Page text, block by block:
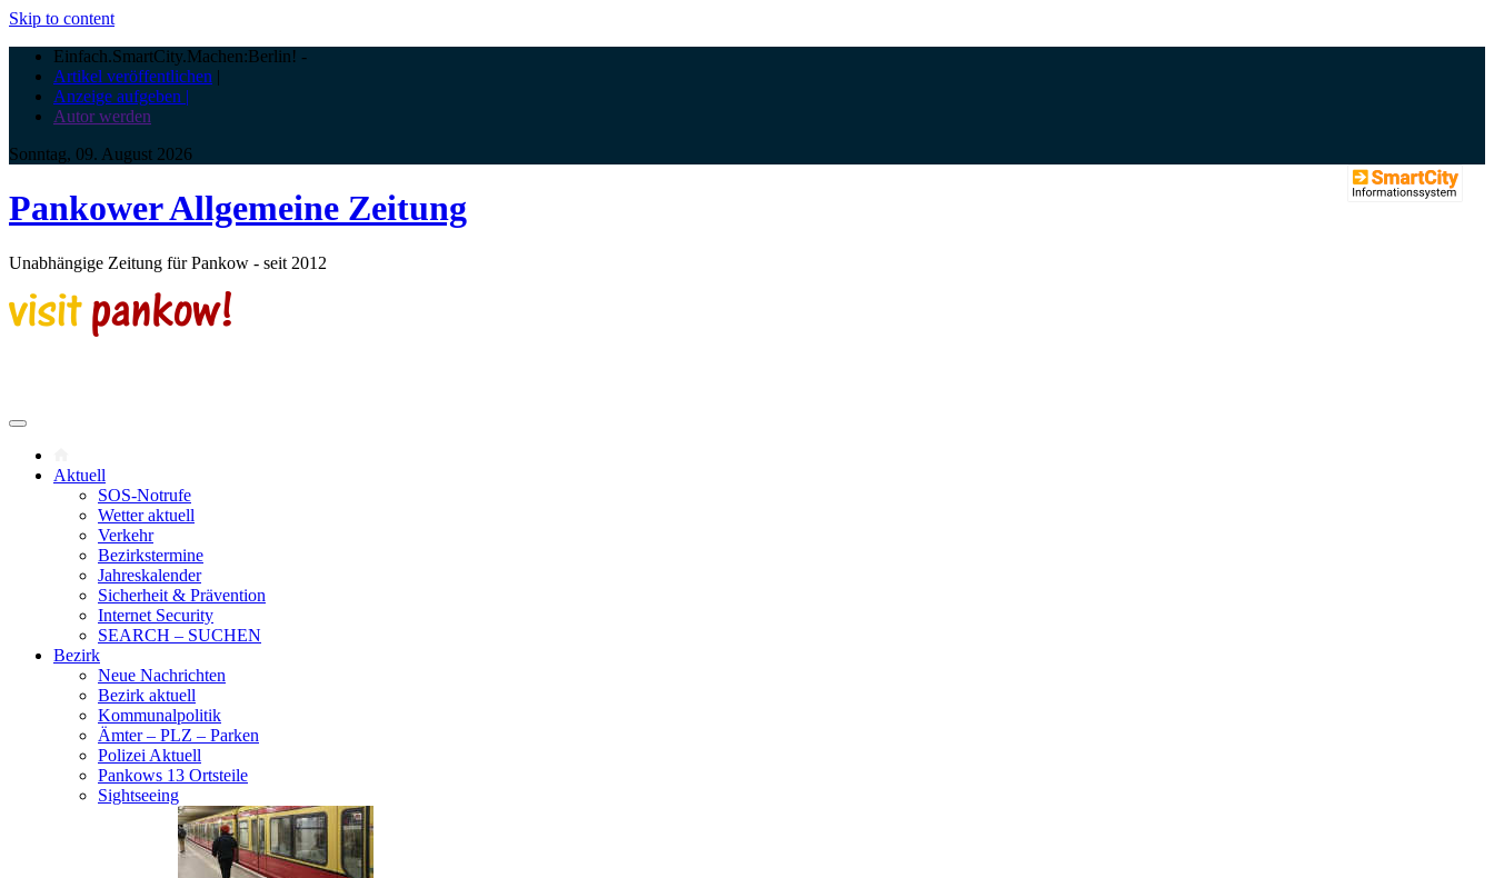
Skip to content
Einfach.SmartCity.Machen:Berlin! -
Artikel veröffentlichen |
Anzeige aufgeben |
Autor werden
Sonntag, 09. August 2026
Pankower Allgemeine Zeitung
Unabhängige Zeitung für Pankow - seit 2012
Aktuell
SOS-Notrufe
Wetter aktuell
Verkehr
Bezirkstermine
Jahreskalender
Sicherheit & Prävention
Internet Security
SEARCH – SUCHEN
Bezirk
Neue Nachrichten
Bezirk aktuell
Kommunalpolitik
Ämter – PLZ – Parken
Polizei Aktuell
Pankows 13 Ortsteile
Sightseeing